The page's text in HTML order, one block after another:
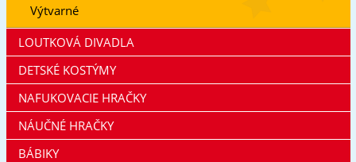
Výtvarné
LOUTKOVÁ DIVADLA
DETSKÉ KOSTÝMY
NAFUKOVACIE HRAČKY
NÁUČNÉ HRAČKY
BÁBIKY